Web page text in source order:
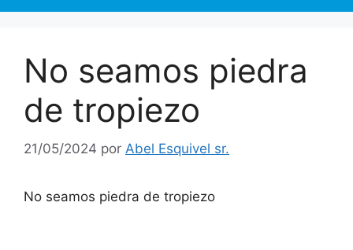
No seamos piedra
de tropiezo
21/05/2024 por Abel Esquivel sr.
No seamos piedra de tropiezo